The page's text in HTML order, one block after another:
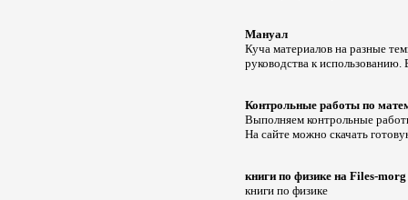
Мануал
Куча материалов на разные
руководства к
Контрольные работы по
Выполняем контрольные
На сайте можно скачать
книги по физике на Files-morg
книги по физике